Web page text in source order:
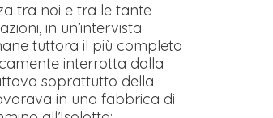
tra noi e tra le tante
in un’intervista
tuttora il più completo
interrotta dalla
soprattutto della
in una fabbrica di